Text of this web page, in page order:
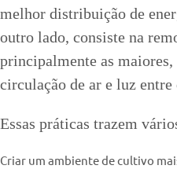
melhor distribuição de
outro lado, consiste na
principalmente as
circulação de ar e luz entre
Essas práticas trazem
Criar um ambiente de cultivo